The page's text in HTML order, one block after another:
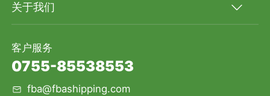
关于我们
客户服务
0755-85538553
fba@fbashipping.com